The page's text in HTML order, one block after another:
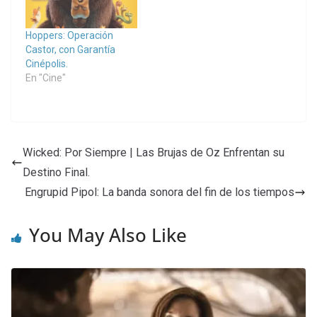
Hoppers: Operación
Castor, con Garantía
Cinépolis.
En "Cine"
Wicked: Por Siempre | Las Brujas de Oz Enfrentan su
Destino Final.
Engrupid Pipol: La banda sonora del fin de los tiempos
You May Also Like